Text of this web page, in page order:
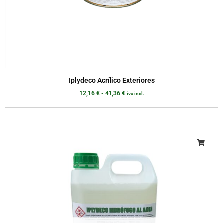
Iplydeco Acrílico Exteriores
12,16 € - 41,36 € iva incl.